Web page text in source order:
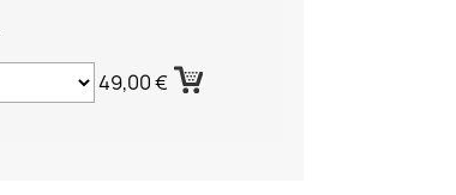
49,00 €